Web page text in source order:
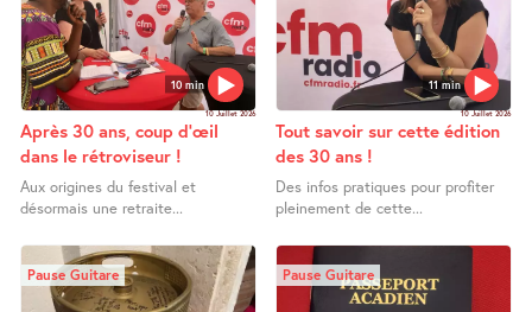
10 min
10 Juillet 2026
Après 30 ans, coup d’œil
dans le rétroviseur !
Aux origines du festival et
désormais une retraite...
11 min
10 Juillet 2026
Tout savoir sur cette édition
des 30 ans !
Des infos pratiques pour profiter
pleinement de cette...
Pause Guitare Pause Guitare